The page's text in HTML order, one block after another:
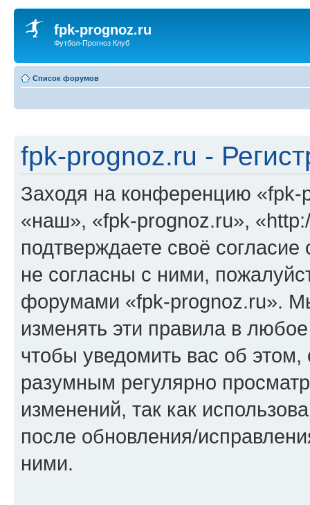
fpk-prognoz.ru
Футбол-Прогноз Клуб
Список форумов
fpk-prognoz.ru -
Заходя на конференцию
«наш», «fpk-prognoz.ru»,
подтверждаете своё
не согласны с ними,
форумами «fpk-prognoz.ru».
изменять эти правила в
чтобы уведомить вас об
разумным регулярно
изменений, так как
после обновления/
ними.